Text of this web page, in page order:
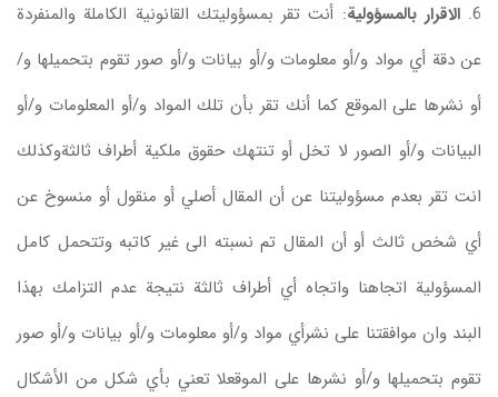
6. الاقرار بالمسؤولية: أنت تقر بمسؤوليتك القانونية الكاملة والمنفردة
عن دقة أي مواد و/أو معلومات و/أو بيانات و/أو صور تقوم بتحميلها و/
أو نشرها على الموقع كما أنك تقر بأن تلك المواد و/أو المعلومات و/أو
البيانات و/أو الصور لا تخل أو تنتهك حقوق ملكية أطراف ثالثةوكذلك
انت تقر بعدم مسؤوليتنا عن أن المقال أصلي أو منقول أو منسوخ عن
أي شخص ثالث أو أن المقال تم نسبته الى غير كاتبه وتتحمل كامل
المسؤولية اتجاهنا واتجاه أي أطراف ثالثة نتيجة عدم التزامك بهذا
البند وان موافقتنا على نشرأي مواد و/أو معلومات و/أو بيانات و/أو صور
تقوم بتحميلها و/أو نشرها على الموقعلا تعني بأي شكل من الأشكال